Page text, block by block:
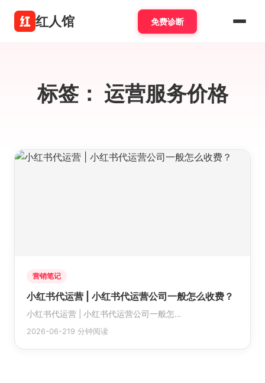
红人馆 免费诊断
标签： 运营服务价格
营销笔记
小红书代运营 | 小红书代运营公司一般怎么收费？
小红书代运营 | 小红书代运营公司一般怎…
2026-06-21 9 分钟阅读